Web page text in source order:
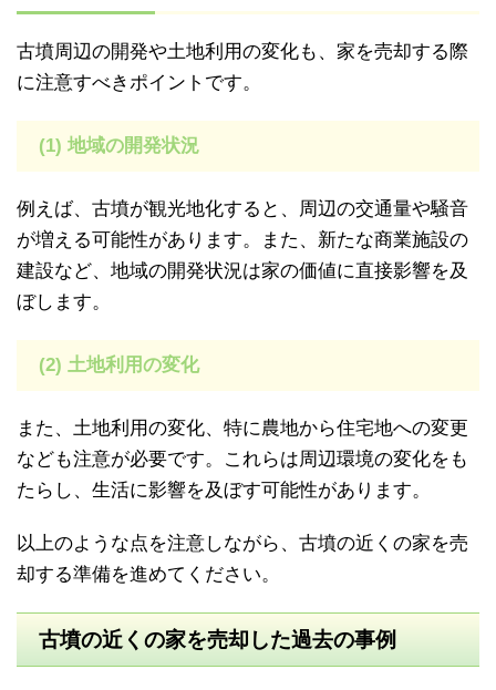
古墳周辺の開発や土地利用の変化も、家を売却する際
に注意すべきポイントです。
(1) 地域の開発状況
例えば、古墳が観光地化すると、周辺の交通量や騒音
が増える可能性があります。また、新たな商業施設の
建設など、地域の開発状況は家の価値に直接影響を及
ぼします。
(2) 土地利用の変化
また、土地利用の変化、特に農地から住宅地への変更
なども注意が必要です。これらは周辺環境の変化をも
たらし、生活に影響を及ぼす可能性があります。
以上のような点を注意しながら、古墳の近くの家を売
却する準備を進めてください。
古墳の近くの家を売却した過去の事例